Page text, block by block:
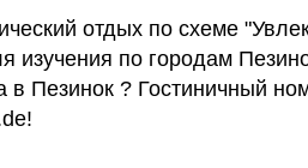
отдых по схеме
изучения по городам
в Пезинок ? Гостиничный